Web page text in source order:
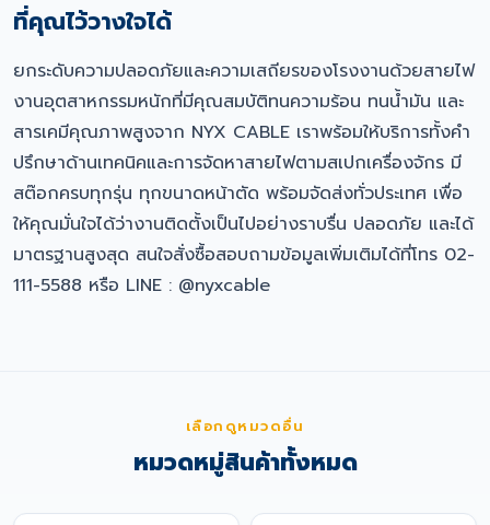
ที่คุณไว้วางใจได้
ยกระดับความปลอดภัยและความเสถียรของโรงงานด้วยสายไฟ
งานอุตสาหกรรมหนักที่มีคุณสมบัติทนความร้อน ทนน้ำมัน และ
สารเคมีคุณภาพสูงจาก NYX CABLE เราพร้อมให้บริการทั้งคำ
ปรึกษาด้านเทคนิคและการจัดหาสายไฟตามสเปกเครื่องจักร มี
สต๊อกครบทุกรุ่น ทุกขนาดหน้าตัด พร้อมจัดส่งทั่วประเทศ เพื่อ
ให้คุณมั่นใจได้ว่างานติดตั้งเป็นไปอย่างราบรื่น ปลอดภัย และได้
มาตรฐานสูงสุด สนใจสั่งซื้อสอบถามข้อมูลเพิ่มเติมได้ที่โทร 02-
111-5588 หรือ LINE : @nyxcable
เลือกดูหมวดอื่น
หมวดหมู่สินค้าทั้งหมด